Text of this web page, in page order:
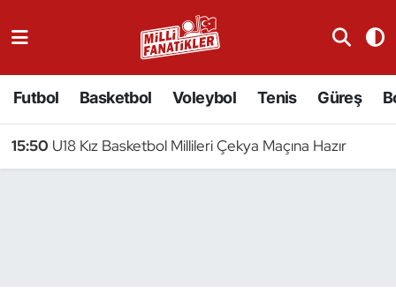
Futbol Basketbol Voleybol Tenis Güreş
15:50 U18 Kız Basketbol Millileri Çekya Maçına Hazır
Badminton